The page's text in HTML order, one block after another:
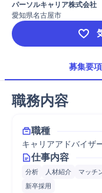
パーソルキャリア株式会社
愛知県名古屋市
募集要項
職務内容
職種
キャリアアドバイザ
仕事内容
分析 人材紹介 マッチ
新卒採用